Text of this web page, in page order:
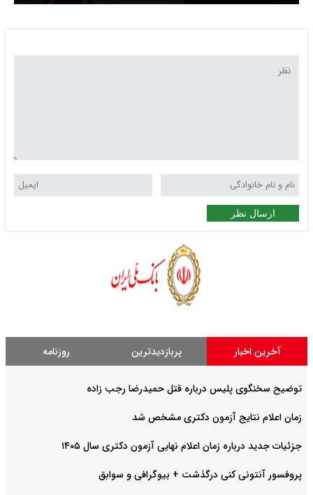
ارسال نظر
آخرین اخبار پربازدیدترین روزنامه
توضیح سخنگوی پلیس درباره قتل حمیدرضا رجب زاده
زمان اعلام نتایج آزمون دکتری مشخص شد
جزئیات جدید درباره زمان اعلام نهایی آزمون دکتری سال ۱۴۰۵
پروفسور آنتونی کنی درگذشت + بیوگرافی و سوابق